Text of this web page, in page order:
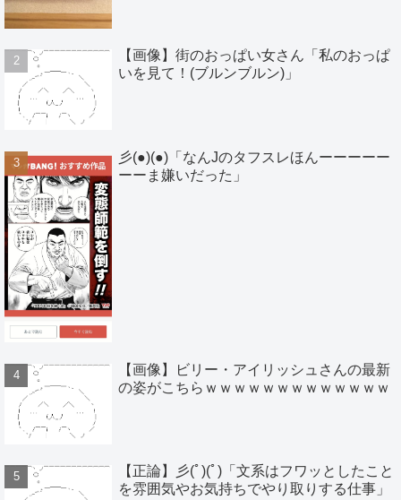
【画像】街のおっぱい女さん「私のおっぱ
いを見て！(ブルンブルン)」
彡(●)(●)「なんJのタフスレほんーーーーー
ーーま嫌いだった」
【画像】ビリー・アイリッシュさんの最新
の姿がこちらｗｗｗｗｗｗｗｗｗｗｗｗｗ
【正論】彡(ﾟ)(ﾟ)「文系はフワッとしたこと
を雰囲気やお気持ちでやり取りする仕事」